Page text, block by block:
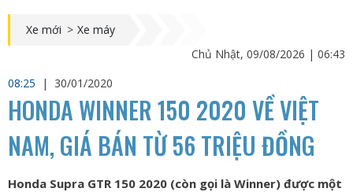
Xe mới > Xe máy
Chủ Nhật, 09/08/2026 | 06:43
08:25
| 30/01/2020
HONDA WINNER 150 2020 VỀ VIỆT
NAM, GIÁ BÁN TỪ 56 TRIỆU ĐỒNG
Honda Supra GTR 150 2020 (còn gọi là Winner) được một